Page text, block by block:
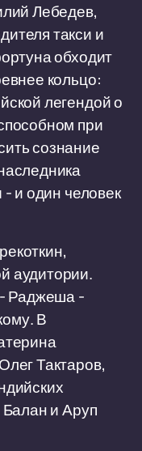
Лебедев,
такси и
обходит
кольцо:
легендой о
при
сознание
и один человек
аудитории.
- Раджеша -
В
Тактаров,
Балан и Аруп